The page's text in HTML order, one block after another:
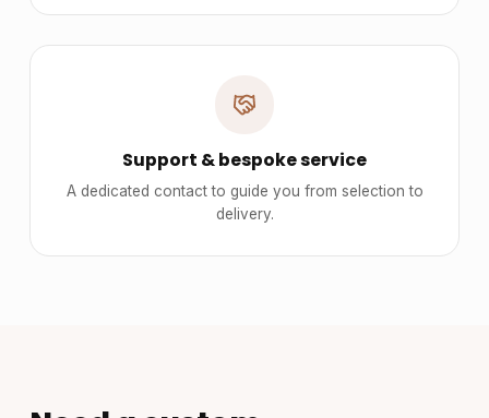
Support & bespoke service
A dedicated contact to guide you from selection to
delivery.